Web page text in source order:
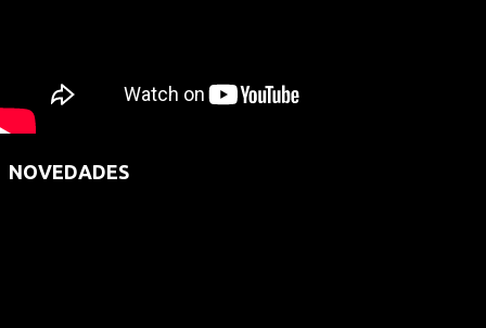
NOVEDADES